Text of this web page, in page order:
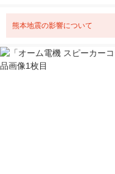
熊本地震の影響について